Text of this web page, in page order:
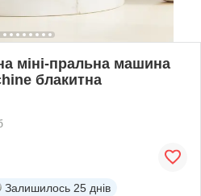
міні-пральна машина
блакитна
Залишилось 25 днів